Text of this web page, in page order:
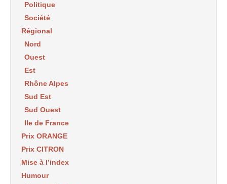
Politique
Société
Régional
Nord
Ouest
Est
Rhône Alpes
Sud Est
Sud Ouest
Ile de France
Prix ORANGE
Prix CITRON
Mise à l’index
Humour